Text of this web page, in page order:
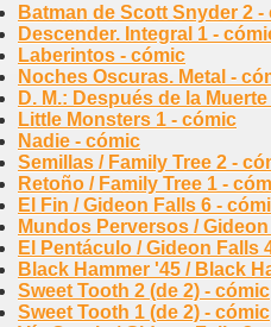
Batman de Scott Snyder 2 -
Descender. Integral 1 -
Laberintos - cómic
Noches Oscuras. Metal -
D. M.: Después de la
Little Monsters 1 - cómic
Nadie - cómic
Semillas / Family Tree 2 -
Retoño / Family Tree 1 -
El Fin / Gideon Falls 6 -
Mundos Perversos /
El Pentáculo / Gideon Falls
Black Hammer '45 / Black
Sweet Tooth 2 (de 2) - cómic
Sweet Tooth 1 (de 2) - cómic